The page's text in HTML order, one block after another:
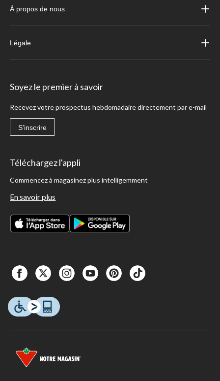
À propos de nous
Légale
Soyez le premier à savoir
Recevez votre prospectus hebdomadaire directement par e-mail
S'inscrire
Téléchargez l'appli
Commencez à magasinez plus intelligemment
En savoir plus